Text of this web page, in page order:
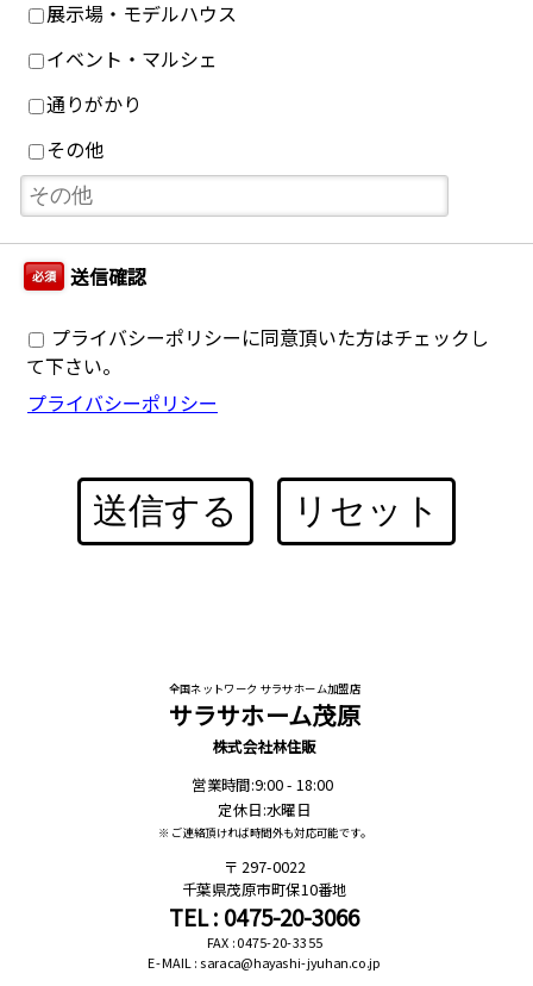
展示場・モデルハウス
イベント・マルシェ
通りがかり
その他
必須 送信確認
プライバシーポリシーに同意頂いた方はチェックし
て下さい。
プライバシーポリシー
送信する リセット
全国ネットワーク サラサホーム加盟店
サラサホーム茂原
株式会社林住販
営業時間:9:00 - 18:00
定休日:水曜日
※ ご連絡頂ければ時間外も対応可能です。
297-0022
千葉県茂原市町保10番地
TEL : 0475-20-3066
FAX : 0475-20-3355
E-MAIL : saraca@hayashi-jyuhan.co.jp